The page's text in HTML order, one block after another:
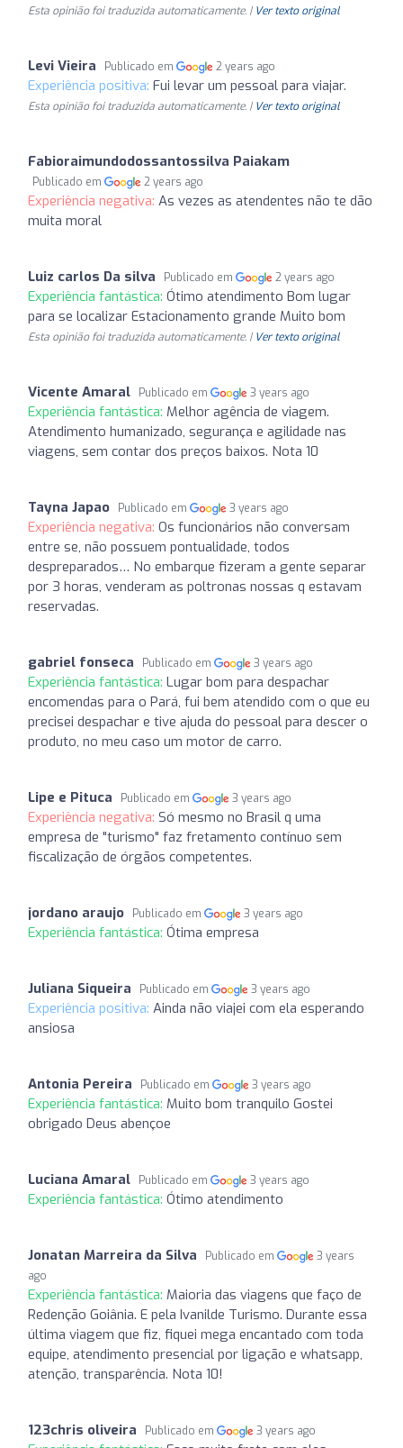
Esta opinião foi traduzida automaticamente. | Ver texto original
Levi Vieira Publicado em 2 years ago
Experiência positiva: Fui levar um pessoal para viajar.
Esta opinião foi traduzida automaticamente. | Ver texto original
Fabioraimundodossantossilva Paiakam
Publicado em 2 years ago
Experiência negativa: As vezes as atendentes não te dão
muita moral
Luiz carlos Da silva Publicado em 2 years ago
Experiência fantástica: Ótimo atendimento Bom lugar
para se localizar Estacionamento grande Muito bom
Esta opinião foi traduzida automaticamente. | Ver texto original
Vicente Amaral Publicado em 3 years ago
Experiência fantástica: Melhor agência de viagem.
Atendimento humanizado, segurança e agilidade nas
viagens, sem contar dos preços baixos. Nota 10
Tayna Japao Publicado em 3 years ago
Experiência negativa: Os funcionários não conversam
entre se, não possuem pontualidade, todos
despreparados… No embarque fizeram a gente separar
por 3 horas, venderam as poltronas nossas q estavam
reservadas.
gabriel fonseca Publicado em 3 years ago
Experiência fantástica: Lugar bom para despachar
encomendas para o Pará, fui bem atendido com o que eu
precisei despachar e tive ajuda do pessoal para descer o
produto, no meu caso um motor de carro.
Lipe e Pituca Publicado em 3 years ago
Experiência negativa: Só mesmo no Brasil q uma
empresa de "turismo" faz fretamento contínuo sem
fiscalização de órgãos competentes.
jordano araujo Publicado em 3 years ago
Experiência fantástica: Ótima empresa
Juliana Siqueira Publicado em 3 years ago
Experiência positiva: Ainda não viajei com ela esperando
ansiosa
Antonia Pereira Publicado em 3 years ago
Experiência fantástica: Muito bom tranquilo Gostei
obrigado Deus abençoe
Luciana Amaral Publicado em 3 years ago
Experiência fantástica: Ótimo atendimento
Jonatan Marreira da Silva Publicado em
3 years
ago
Experiência fantástica: Maioria das viagens que faço de
Redenção Goiânia. E pela Ivanilde Turismo. Durante essa
última viagem que fiz, fiquei mega encantado com toda
equipe, atendimento presencial por ligação e whatsapp,
atenção, transparência. Nota 10!
123chris oliveira Publicado em 3 years ago